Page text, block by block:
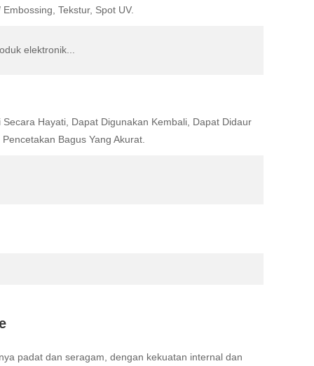
Tekstur, Spot UV.
elektronik...
Hayati, Dapat Digunakan Kembali, Dapat Didaur
Bagus Yang Akurat.
padat dan seragam, dengan kekuatan internal dan